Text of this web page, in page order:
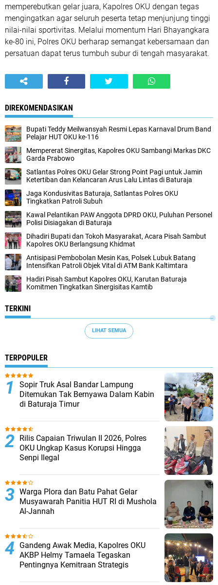
memperebutkan gelar juara, Kapolres OKU dengan tegas
mengingatkan agar seluruh peserta tetap menjunjung tinggi
nilai-nilai sportivitas. Melalui momentum Hari Bhayangkara
ke-80 ini, Polres OKU berharap semangat kebersamaan dan
persatuan dapat terus tumbuh subur di tengah masyarakat.
DIREKOMENDASIKAN
Bupati Teddy Meilwansyah Resmi Lepas Karnaval Drum Band
Pelajar HUT OKU ke-116
Mempererat Sinergitas, Kapolres OKU Sambangi Markas DKC
Garda Prabowo
Satlantas Polres OKU Gelar Strong Point Pagi untuk Jamin
Ketertiban dan Kelancaran Arus Lalu Lintas di Baturaja
Jaga Kondusivitas Baturaja, Satlantas Polres OKU
Tingkatkan Patroli Subuh
Kawal Pelantikan PAW Anggota DPRD OKU, Puluhan Personel
Polisi Disiagakan di Baturaja
Dihadiri Bupati dan Tokoh Masyarakat, Acara Pisah Sambut
Kapolres OKU Berlangsung Khidmat
Antisipasi Pembobolan Mesin Kas, Polsek Lubuk Batang
Intensifkan Patroli Objek Vital di ATM Bank Kaltimtara
Hadiri Pisah Sambut Kapolres OKU, Karutan Baturaja
Komitmen Tingkatkan Sinergisitas Kamtib
TERKINI
LIHAT SEMUA
TERPOPULER
Sopir Truk Asal Bandar Lampung
Ditemukan Tak Bernyawa Dalam Kabin
di Baturaja Timur
Rilis Capaian Triwulan II 2026, Polres
OKU Ungkap Kasus Korupsi Hingga
Senpi Ilegal
Warga Plora dan Batu Pahat Gelar
Musyawarah Panitia HUT RI di Mushola
Al-Jannah
Gandeng Awak Media, Kapolres OKU
AKBP Helmy Tamaela Tegaskan
Pentingnya Kemitraan Strategis